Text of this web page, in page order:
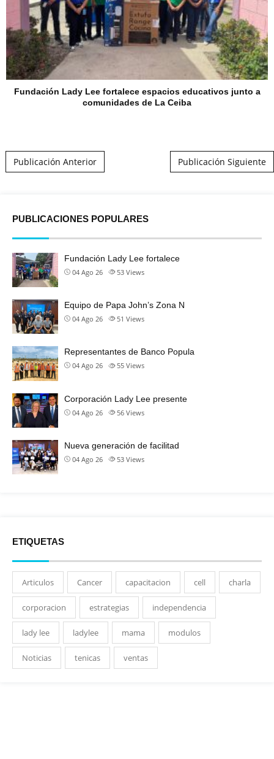
Fundación Lady Lee fortalece espacios educativos junto a
comunidades de La Ceiba
Publicación Anterior Publicación Siguiente
PUBLICACIONES POPULARES
Fundación Lady Lee fortalece
04 Ago 26 53 Views
Equipo de Papa John’s Zona N
04 Ago 26 51 Views
Representantes de Banco Popula
04 Ago 26 55 Views
Corporación Lady Lee presente
04 Ago 26 56 Views
Nueva generación de facilitad
04 Ago 26 53 Views
ETIQUETAS
Articulos Cancer capacitacion cell charla
corporacion estrategias independencia
lady lee ladylee mama modulos
Noticias tenicas ventas